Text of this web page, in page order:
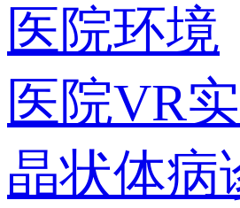
医院环境
医院VR
晶状体病